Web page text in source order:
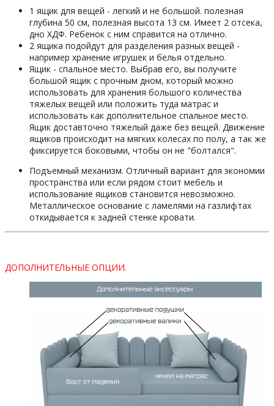
1 ящик для вещей - легкий и не большой. полезная
глубина 50 см, полезная высота 13 см. Имеет 2 отсека,
дно ХДФ. Ребенок с ним справится на отлично.
2 ящика подойдут для разделения разных вещей -
например хранение игрушек и белья отдельно.
Ящик - спальное место. Выбрав его, вы получите
большой ящик с прочным дном, который можно
использовать для хранения большого количества
тяжелых вещей или положить туда матрас и
использовать как дополнительное спальное место.
Ящик доставточно тяжелый даже без вещей. Движение
ящиков происходит на мягких колесах по полу, а так же
фиксируется боковыми, чтобы он не "болтался".
Подъемный механизм. Отличный вариант для экономии
пространства или если рядом стоит мебель и
использование ящиков становится невозможно.
Металлическое основание с ламелями на газлифтах
откидывается к задней стенке кровати.
ДОПОЛНИТЕЛЬНЫЕ ОПЦИИ.